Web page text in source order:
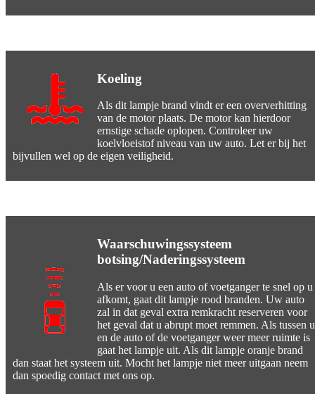
Koeling
Als dit lampje brand vindt er een oververhitting
van de motor plaats. De motor kan hierdoor
ernstige schade oplopen. Controleer uw
koelvloeistof niveau van uw auto. Let er bij het
bijvullen wel op de eigen veiligheid.
Waarschuwingssysteem
botsing/Naderingssysteem
Als er voor u een auto of voetganger te snel op u
afkomt, gaat dit lampje rood branden. Uw auto
zal in dat geval extra remkracht reserveren voor
het geval dat u abrupt moet remmen. Als tussen u
en de auto of de voetganger weer meer ruimte is
gaat het lampje uit. Als dit lampje oranje brand
dan staat het systeem uit. Mocht het lampje niet meer uitgaan neem
dan spoedig contact met ons op.